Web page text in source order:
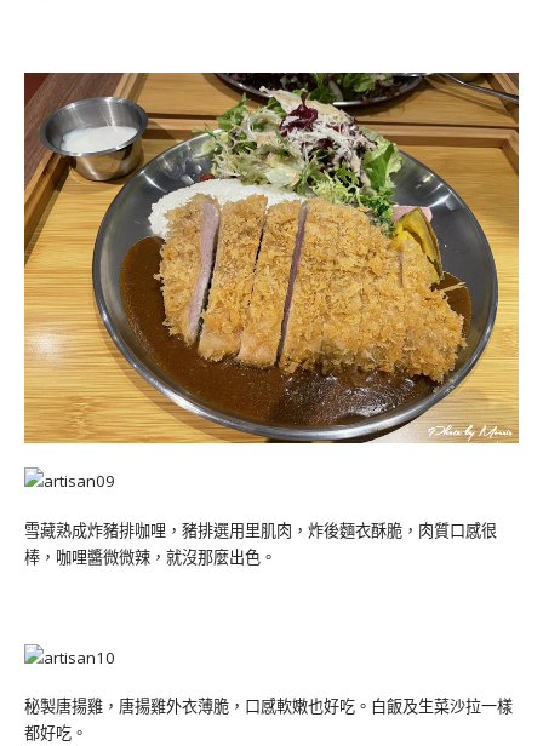
雪藏熟成炸豬排咖哩，豬排選用里肌肉，炸後麵衣酥脆，肉質口感很
棒，咖哩醬微微辣，就沒那麼出色。
秘製唐揚雞，唐揚雞外衣薄脆，口感軟嫩也好吃。白飯及生菜沙拉一樣
都好吃。